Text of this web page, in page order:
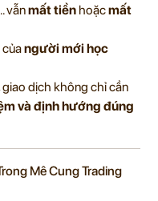
vẫnmất tiền hoặcmất
củangười mới học
giao dịch không chỉ cần
và định hướng đúng
Mê Cung Trading